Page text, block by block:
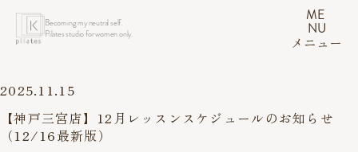
Becoming my neutral self.
Pilates studio for women only.
ME
NU
メニュー
2025.11.15
【神戸三宮店】12月レッスンスケジュールのお知らせ
（12/16最新版）